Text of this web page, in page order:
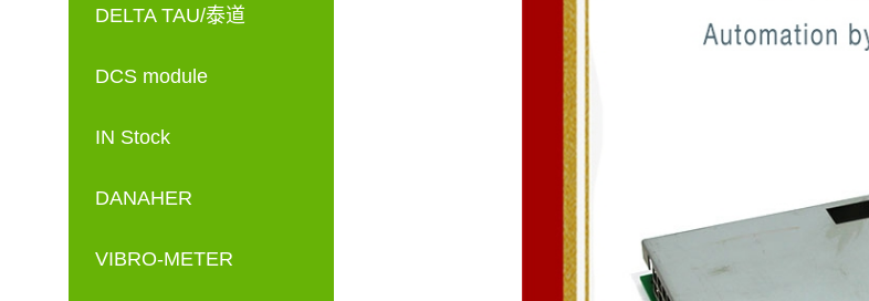
DELTA TAU/泰道
DCS module
IN Stock
DANAHER
VIBRO-METER